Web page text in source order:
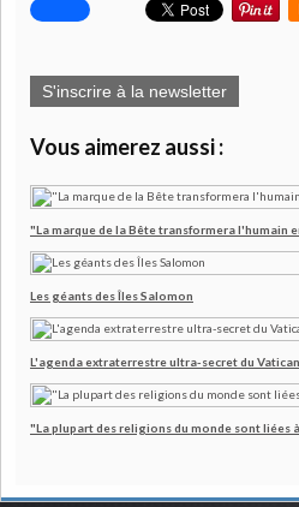
S'inscrire à la newsletter
Vous aimerez aussi :
"La marque de la Bête transformera l'humain
Les géants des Îles Salomon
L'agenda extraterrestre ultra-secret du
"La plupart des religions du monde sont liées